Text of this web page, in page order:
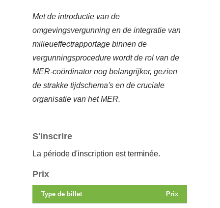
Met de introductie van de
omgevingsvergunning en de integratie van
milieueffectrapportage binnen de
vergunningsprocedure wordt de rol van de
MER-coördinator nog belangrijker, gezien
de strakke tijdschema's en de cruciale
organisatie van het MER.
S'inscrire
La période d'inscription est terminée.
Prix
Type de billet Prix